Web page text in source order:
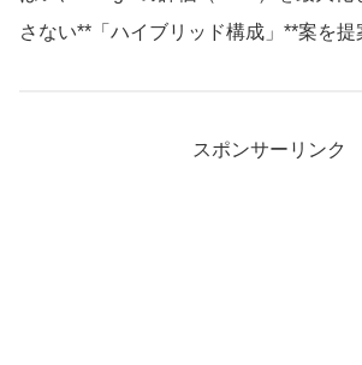
さない**「ハイブリッド構成」**案を提
スポンサーリンク